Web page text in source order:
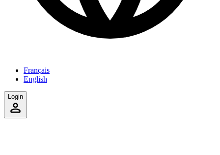
Français
English
Login